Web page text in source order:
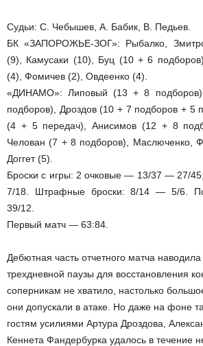
Судьи: С. Чебышев, А. Бабик, В. Педьев.
БК «ЗАПОРОЖЬЕ-ЗОГ»: Рыбалко,
(9), Камусаки (10), Буц (10 + 6
(4), Фомичев (2), Овдеенко (4).
«ДИНАМО»: Липовый (13 + 8
подборов), Дроздов (10 + 7 подборов + 5
(4 + 5 передач), Анисимов (12 + 8
Челован (7 + 8 подборов), Маслюченко,
Доггет (5).
Броски с игры: 2 очковые — 13/37 — 27/
7/18. Штрафные броски: 8/14 — 5/6.
39/12.
Первый матч — 63:84.
Дебютная часть отчетного матча
трехдневной паузы для восстановления
соперникам не хватило, настолько
они допускали в атаке. Но даже на фоне
гостям усилиями Артура Дроздова,
Кеннета Фандербурка удалось в течение